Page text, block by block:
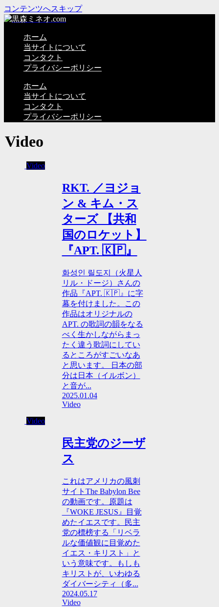
コンテンツへスキップ
ホーム
当サイトについて
コンタクト
プライバシーポリシー
ホーム
当サイトについて
コンタクト
プライバシーポリシー
Video
Video
RKT. ／ヨジョ
ン & キム・ス
ターズ 【共和
国のロケット】
『APT. 🇰🇵』
화성인 릴도지（火星人
リル・ドージ）さんの
作品『APT. 🇰🇵』に字
幕を付けました。この
作品はオリジナルの
APT. の歌詞の韻をなる
べく生かしながらまっ
たく違う歌詞にしてい
るところがすごいなあ
と思います。 日本の部
分は日本（イルボン）
と音が...
2025.01.04
Video
Video
民主党のジーザ
ス
これはアメリカの風刺
サイトThe Babylon Bee
の動画です。原題は
『WOKE JESUS』目覚
めたイエスです。民主
党の標榜する「リベラ
ルな価値観に目覚めた
イエス・キリスト」と
いう意味です。もしも
キリストが、いわゆる
ダイバーシティ（多...
2024.05.17
Video